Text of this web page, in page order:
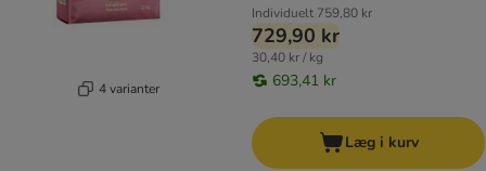
4 varianter
Individuelt 759,80 kr
729,90 kr
30,40 kr / kg
693,41 kr
Læg i kurv